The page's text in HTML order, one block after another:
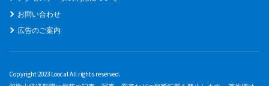
お問い合わせ
広告のご案内
Copyright 2023 Loocal All rights reserved.